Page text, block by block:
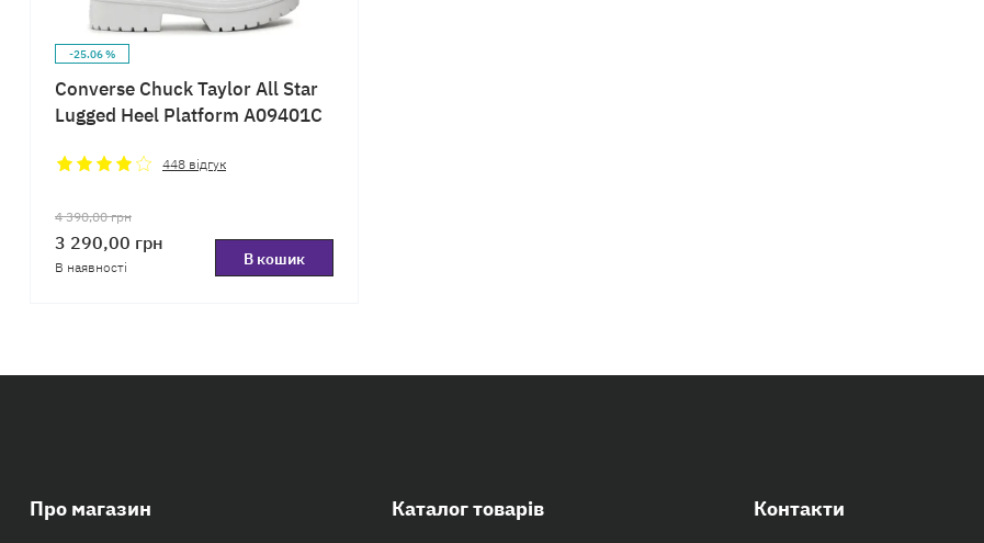
-25.06 %
Converse Chuck Taylor All Star
Lugged Heel Platform A09401C
448 відгук
4 390,00грн
3 290,00 грн
В наявності В кошик
Про магазин Каталог товарів
Контакти